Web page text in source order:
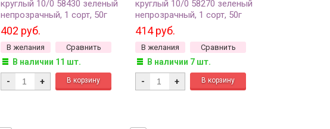
круглый 10/0 58430 зеленый
непрозрачный, 1 сорт, 50г
402 руб.
В желания Сравнить
В наличии 11 шт.
- +
круглый 10/0 58270 зеленый
непрозрачный, 1 сорт, 50г
414 руб.
В желания Сравнить
В наличии 7 шт.
- +